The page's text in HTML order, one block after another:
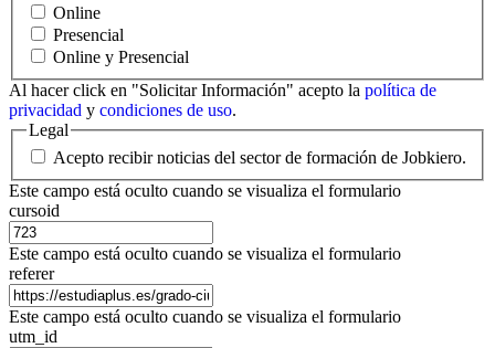
Online
Presencial
Online y Presencial
Al hacer click en "Solicitar Información" acepto la política de
privacidad y condiciones de uso.
Legal
Acepto recibir noticias del sector de formación de Jobkiero.
Este campo está oculto cuando se visualiza el formulario
cursoid
Este campo está oculto cuando se visualiza el formulario
referer
Este campo está oculto cuando se visualiza el formulario
utm_id